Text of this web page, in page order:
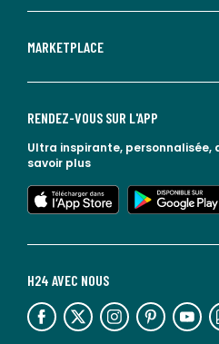
MARKETPLACE
H24 AVEC NOUS
lien vers l'espace réseaux sociaux lien vers l'espace réseaux sociaux lien vers l'espace réseaux sociaux lien vers l'espace réseaux sociaux lien vers l'espace réseaux sociaux
RENDEZ-VOUS SUR L'APP
Ultra inspirante, personnalisée,
savoir plus
lien vers l'app store
lien vers google play